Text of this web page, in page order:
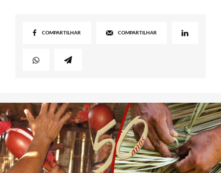
COMPARTILHAR COMPARTILHAR